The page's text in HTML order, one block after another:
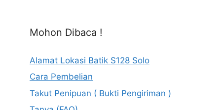
Mohon Dibaca !
Alamat Lokasi Batik S128 Solo
Cara Pembelian
Takut Penipuan ( Bukti Pengiriman )